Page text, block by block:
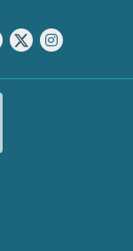
Facebook
X Instagram